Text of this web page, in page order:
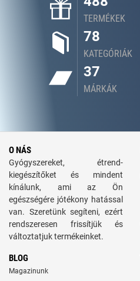
TERMÉKEK
78
KATEGÓRIÁK
37
MÁRKÁK
O NÁS
Gyógyszereket, étrend-
kiegészítőket és mindent
kínálunk, ami az Ön
egészségére jótékony hatással
van. Szeretünk segíteni, ezért
rendszeresen frissítjük és
változtatjuk termékeinket.
BLOG
Magazinunk